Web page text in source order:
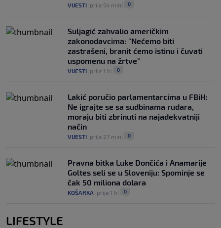
VIJESTI prije 54 min 0
Suljagić zahvalio američkim
zakonodavcima: "Nećemo biti
zastrašeni, branit ćemo istinu i čuvati
uspomenu na žrtve"
VIJESTI prije 1 h 0
Lakić poručio parlamentarcima u FBiH:
Ne igrajte se sa sudbinama rudara,
moraju biti zbrinuti na najadekvatniji
način
VIJESTI prije 27 min 0
Pravna bitka Luke Dončića i Anamarije
Goltes seli se u Sloveniju: Spominje se
čak 50 miliona dolara
KOŠARKA prije 1 h 0
LIFESTYLE